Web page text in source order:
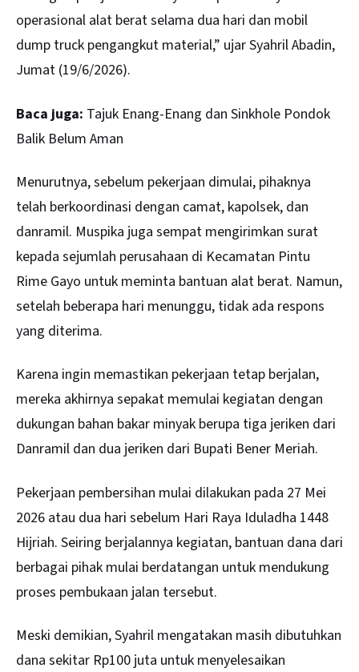
operasional alat berat selama dua hari dan mobil
dump truck pengangkut material,” ujar Syahril Abadin,
Jumat (19/6/2026).
Baca juga: Tajuk Enang-Enang dan Sinkhole Pondok
Balik Belum Aman
Menurutnya, sebelum pekerjaan dimulai, pihaknya
telah berkoordinasi dengan camat, kapolsek, dan
danramil. Muspika juga sempat mengirimkan surat
kepada sejumlah perusahaan di Kecamatan Pintu
Rime Gayo untuk meminta bantuan alat berat. Namun,
setelah beberapa hari menunggu, tidak ada respons
yang diterima.
Karena ingin memastikan pekerjaan tetap berjalan,
mereka akhirnya sepakat memulai kegiatan dengan
dukungan bahan bakar minyak berupa tiga jeriken dari
Danramil dan dua jeriken dari Bupati Bener Meriah.
Pekerjaan pembersihan mulai dilakukan pada 27 Mei
2026 atau dua hari sebelum Hari Raya Iduladha 1448
Hijriah. Seiring berjalannya kegiatan, bantuan dana dari
berbagai pihak mulai berdatangan untuk mendukung
proses pembukaan jalan tersebut.
Meski demikian, Syahril mengatakan masih dibutuhkan
dana sekitar Rp100 juta untuk menyelesaikan